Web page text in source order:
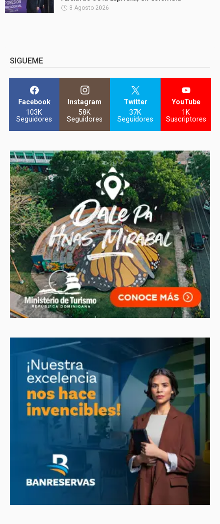
8 Agosto 2026
SIGUEME
Facebook
103K
Seguidores
Instagram
58K
Seguidores
Twitter
37K
Seguidores
YouTube
1K
Suscriptores